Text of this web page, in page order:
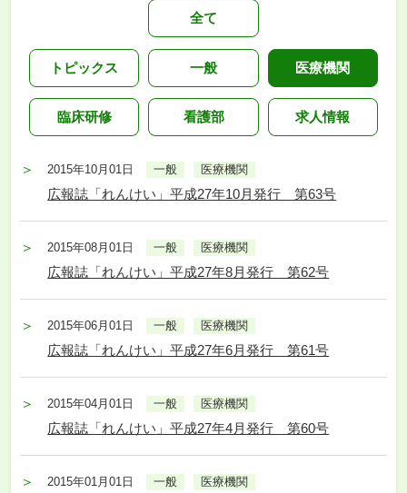
全て
トピックス 一般 医療機関
臨床研修 看護部 求人情報
2015年10月01日 一般 医療機関
広報誌「れんけい」平成27年10月発行 第63号
2015年08月01日 一般 医療機関
広報誌「れんけい」平成27年8月発行 第62号
2015年06月01日 一般 医療機関
広報誌「れんけい」平成27年6月発行 第61号
2015年04月01日 一般 医療機関
広報誌「れんけい」平成27年4月発行 第60号
2015年01月01日 一般 医療機関